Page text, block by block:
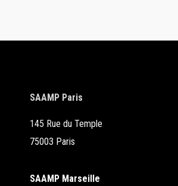
SAAMP Paris
145 Rue du Temple
75003 Paris
SAAMP Marseille